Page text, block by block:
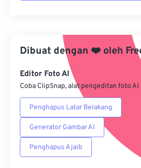
Terapkan dari Preset
Simpan sebagai Preset
Dibuat dengan ❤️ oleh
Editor Foto AI
Coba ClipSnap, alat pengeditan foto
Penghapus Latar Belakang
Generator Gambar AI
Penghapus Ajaib